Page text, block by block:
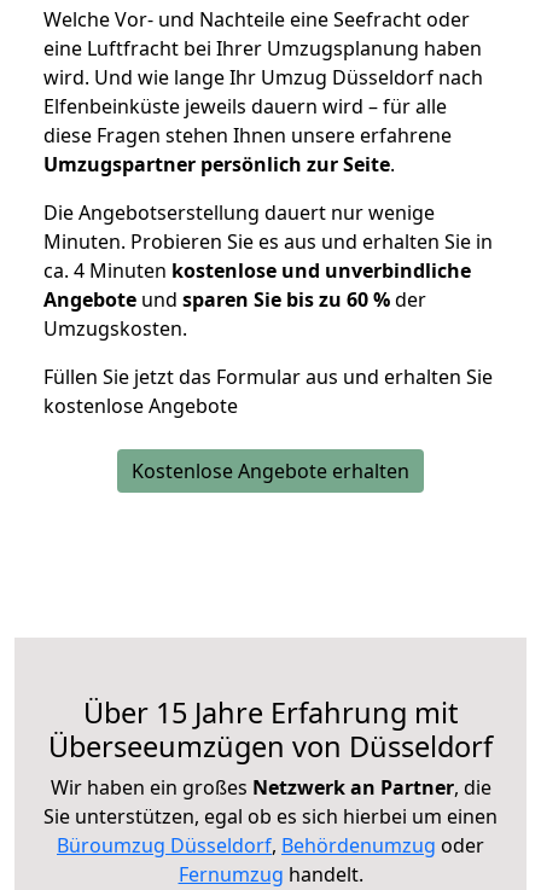
Welche Vor- und Nachteile eine Seefracht oder
eine Luftfracht bei Ihrer Umzugsplanung haben
wird. Und wie lange Ihr Umzug Düsseldorf nach
Elfenbeinküste jeweils dauern wird – für alle
diese Fragen stehen Ihnen unsere erfahrene
Umzugspartner persönlich zur Seite.
Die Angebotserstellung dauert nur wenige
Minuten. Probieren Sie es aus und erhalten Sie in
ca. 4 Minuten kostenlose und unverbindliche
Angebote und sparen Sie bis zu 60 %der
Umzugskosten.
Füllen Sie jetzt das Formular aus und erhalten Sie
kostenlose Angebote
Kostenlose Angebote erhalten
Über 15 Jahre Erfahrung mit
Überseeumzügen von Düsseldorf
Wir haben ein großes Netzwerk an Partner, die
Sie unterstützen, egal ob es sich hierbei um einen
Büroumzug Düsseldorf, Behördenumzug oder
Fernumzug handelt.